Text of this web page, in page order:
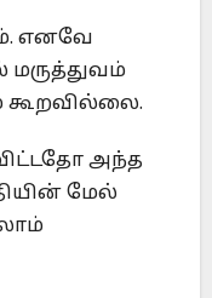
எனவே
கூறவில்லை.
விட்டதோ அந்த
மேல்